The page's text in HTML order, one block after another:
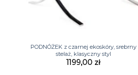
PODNÓŻEK z czarnej ekoskóry, srebrny
stelaż, klasyczny styl
1199,00 zł